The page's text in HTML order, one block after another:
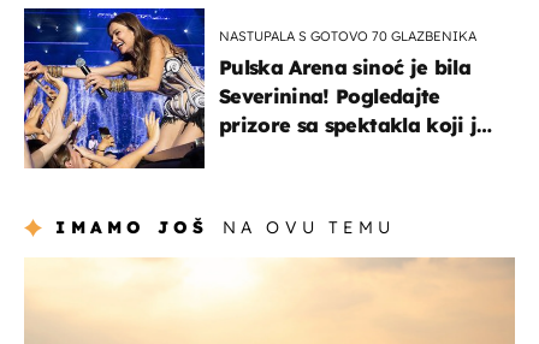
NASTUPALA S GOTOVO 70 GLAZBENIKA
Pulska Arena sinoć je bila
Severinina! Pogledajte
prizore sa spektakla koji je
IMAMO JOŠ NA OVU TEMU